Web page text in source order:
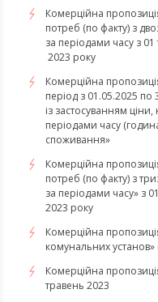
Комерційна
потреб (по факту) з
за періодами часу з
2023 року
Комерційна
період з 01.05.2025
із застосуванням
періодами часу
споживання»
Комерційна
потреб (по факту) з
за періодами часу» з
2023 року
​​​​​​​Комерційна
комунальних
Комерційна
травень 2023